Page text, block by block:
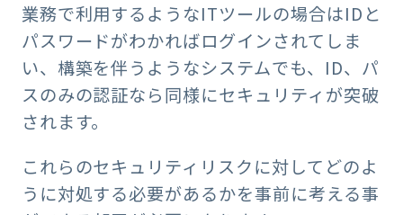
業務で利用するようなITツールの場合はIDと
パスワードがわかればログインされてしま
い、構築を伴うようなシステムでも、ID、パ
スのみの認証なら同様にセキュリティが突破
されます。
これらのセキュリティリスクに対してどのよ
うに対処する必要があるかを事前に考える事